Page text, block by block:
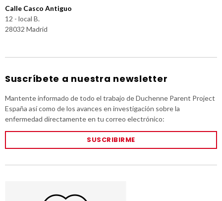
Calle Casco Antiguo
12 - local B.
28032 Madrid
Suscríbete a nuestra newsletter
Mantente informado de todo el trabajo de Duchenne Parent Project
España así como de los avances en investigación sobre la
enfermedad directamente en tu correo electrónico:
SUSCRIBIRME